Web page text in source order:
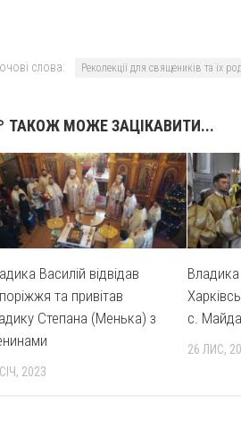
слова: Реколекції для священиків та їх
ТАКОЖ МОЖЕ ЗАЦІКАВИТИ...
Василій відвідав
та привітав
Степана (Менька) з
2023
Владика
с.
26 ЛИС,